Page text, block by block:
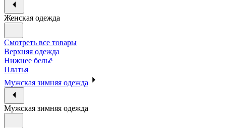
Женская одежда
Смотреть все товары
Верхняя одежда
Нижнее бельё
Платья
Мужская зимняя одежда
Мужская зимняя одежда